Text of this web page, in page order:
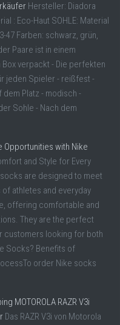
Hersteller: Diadora
: Eco-Haut SOHLE: Material
47 Farben: schwarz, grün,
Paare ist in einem
Box verpackt - Die perfekten
jeden Spieler - reißfest -
Platz - modisch -
Sohle - Nach dem
Opportunities with Nike
and Style for Every
are designed to meet
athletes and everyday
offering comfortable and
They are the perfect
customers looking for both
Socks? Benefits of
order Nike socks
MOTOROLA RAZR V3i
Das RAZR V3i von Motorola